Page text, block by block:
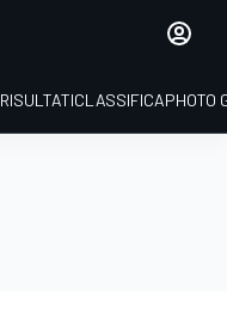
RISULTATICLASSIFICAPHOTO